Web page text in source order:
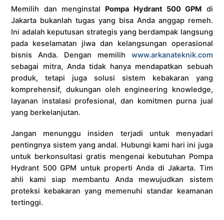
Memilih dan menginstal Pompa Hydrant 500 GPM di
Jakarta bukanlah tugas yang bisa Anda anggap remeh.
Ini adalah keputusan strategis yang berdampak langsung
pada keselamatan jiwa dan kelangsungan operasional
bisnis Anda. Dengan memilih www.arkanateknik.com
sebagai mitra, Anda tidak hanya mendapatkan sebuah
produk, tetapi juga solusi sistem kebakaran yang
komprehensif, dukungan oleh engineering knowledge,
layanan instalasi profesional, dan komitmen purna jual
yang berkelanjutan.
Jangan menunggu insiden terjadi untuk menyadari
pentingnya sistem yang andal. Hubungi kami hari ini juga
untuk berkonsultasi gratis mengenai kebutuhan Pompa
Hydrant 500 GPM untuk properti Anda di Jakarta. Tim
ahli kami siap membantu Anda mewujudkan sistem
proteksi kebakaran yang memenuhi standar keamanan
tertinggi.